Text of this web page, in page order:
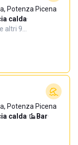
Potenza Picena
calda·
e altri 9…
Potenza Picena
calda· Bar·